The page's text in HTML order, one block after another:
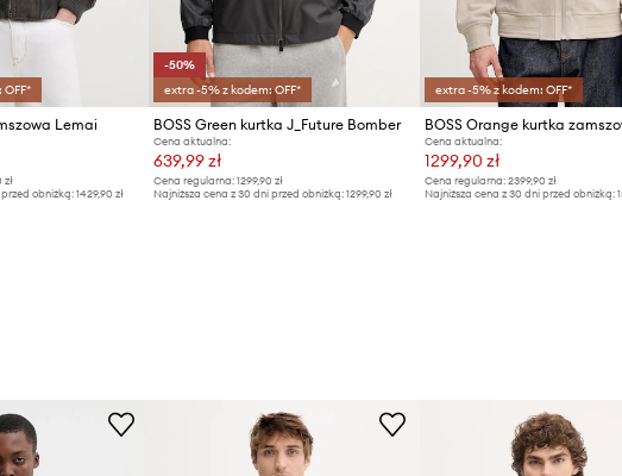
Lemai
zł
obniżką:1429,90 zł
-50%
extra -5% z kodem: OFF*
BOSS Green kurtka J_Future Bomber
Cena aktualna:
639,99 zł
Cena regularna: 1299,90 zł
Najniższa cena z 30 dni przed obniżką: 1299,90 zł
extra -5% z kodem: OFF*
BOSS Orange kurtka
Cena aktualna:
1299,90 zł
Cena regularna: 2399,90 zł
Najniższa cena z 30 dni przed obniżką: